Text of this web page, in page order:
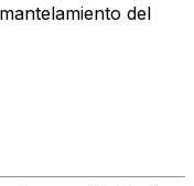
del